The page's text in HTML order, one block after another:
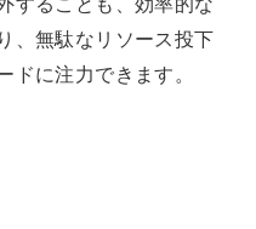
、無駄なリソース投下
ドに注力できます。